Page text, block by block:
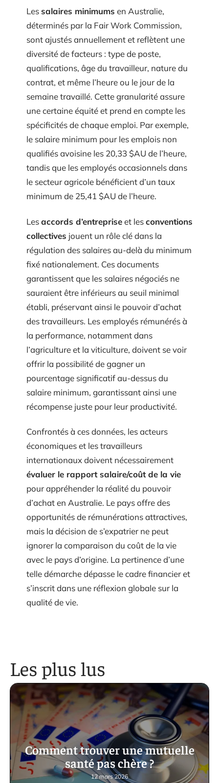
Lessalaires minimums en Australie,
déterminés par la Fair Work Commission,
sont ajustés annuellement et reflètent une
diversité de facteurs : type de poste,
qualifications, âge du travailleur, nature du
contrat, et même l’heure ou le jour de la
semaine travaillé. Cette granularité assure
une certaine équité et prend en compte les
spécificités de chaque emploi. Par exemple,
le salaire minimum pour les emplois non
qualifiés avoisine les 20,33 $AU de l’heure,
tandis que les employés occasionnels dans
le secteur agricole bénéficient d’un taux
minimum de 25,41 $AU de l’heure.
Lesaccords d’entrepriseet lesconventions
collectives jouent un rôle clé dans la
régulation des salaires au-delà du minimum
fixé nationalement. Ces documents
garantissent que les salaires négociés ne
sauraient être inférieurs au seuil minimal
établi, préservant ainsi le pouvoir d’achat
des travailleurs. Les employés rémunérés à
la performance, notamment dans
l’agriculture et la viticulture, doivent se voir
offrir la possibilité de gagner un
pourcentage significatif au-dessus du
salaire minimum, garantissant ainsi une
récompense juste pour leur productivité.
Confrontés à ces données, les acteurs
économiques et les travailleurs
internationaux doivent nécessairement
évaluer le rapport salaire/coût de la vie
pour appréhender la réalité du pouvoir
d’achat en Australie. Le pays offre des
opportunités de rémunérations attractives,
mais la décision de s’expatrier ne peut
ignorer la comparaison du coût de la vie
avec le pays d’origine. La pertinence d’une
telle démarche dépasse le cadre financier et
s’inscrit dans une réflexion globale sur la
qualité de vie.
Les plus lus
Comment trouver une mutuelle
santé pas chère ?
12 mars 2026